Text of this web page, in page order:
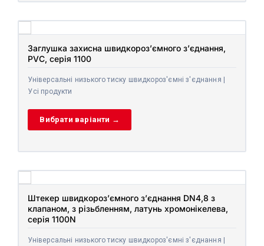
Заглушка захисна швидкороз’ємного з’єднання,
PVC, серія 1100
Універсальні низького тиску швидкороз'ємні з'єднання |
Усі продукти
Вибрати варіанти →
Штекер швидкороз’ємного з’єднання DN4,8 з
клапаном, з різьбленням, латунь хромонікелева,
серія 1100N
Універсальні низького тиску швидкороз'ємні з'єднання |